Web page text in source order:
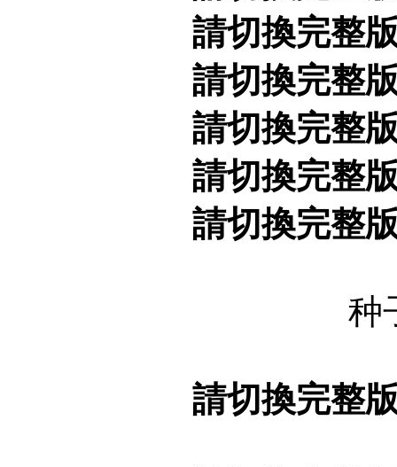
請切換完整
請切換完整
請切換完整
請切換完整
請切換完整
种
請切換完整